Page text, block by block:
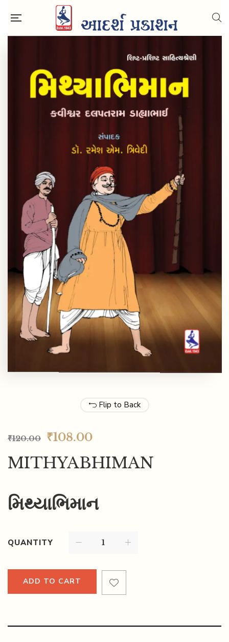
Flip to Back
₹120.00 ₹108.00
MITHYABHIMAN
મિથ્યાભિમાન
QUANTITY
ADD TO CART